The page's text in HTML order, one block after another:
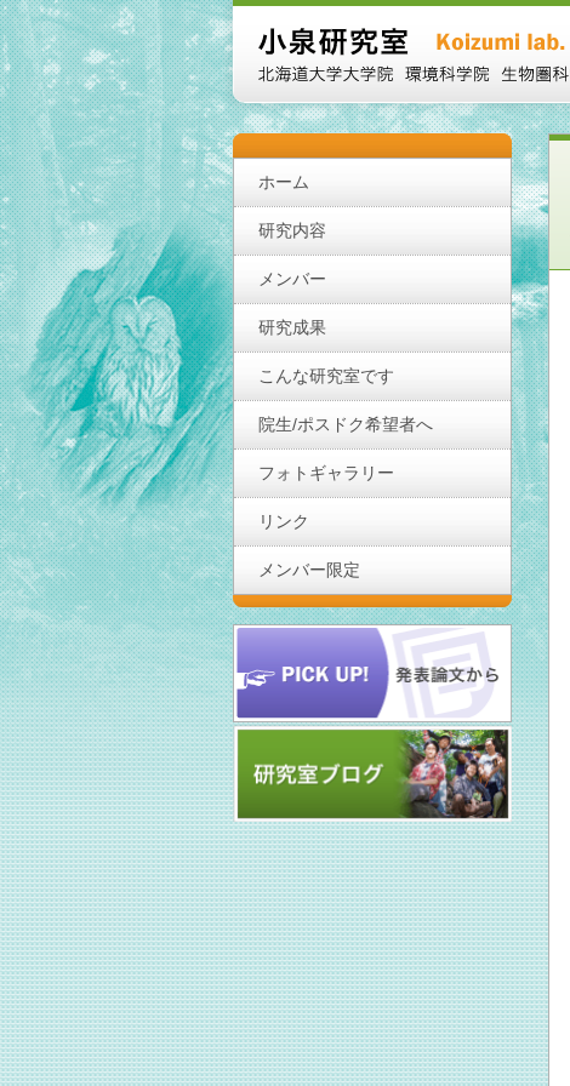
ホーム
研究内容
メンバー
研究成果
こんな研究室です
院生/ポスドク希望者へ
フォトギャラリー
リンク
メンバー限定